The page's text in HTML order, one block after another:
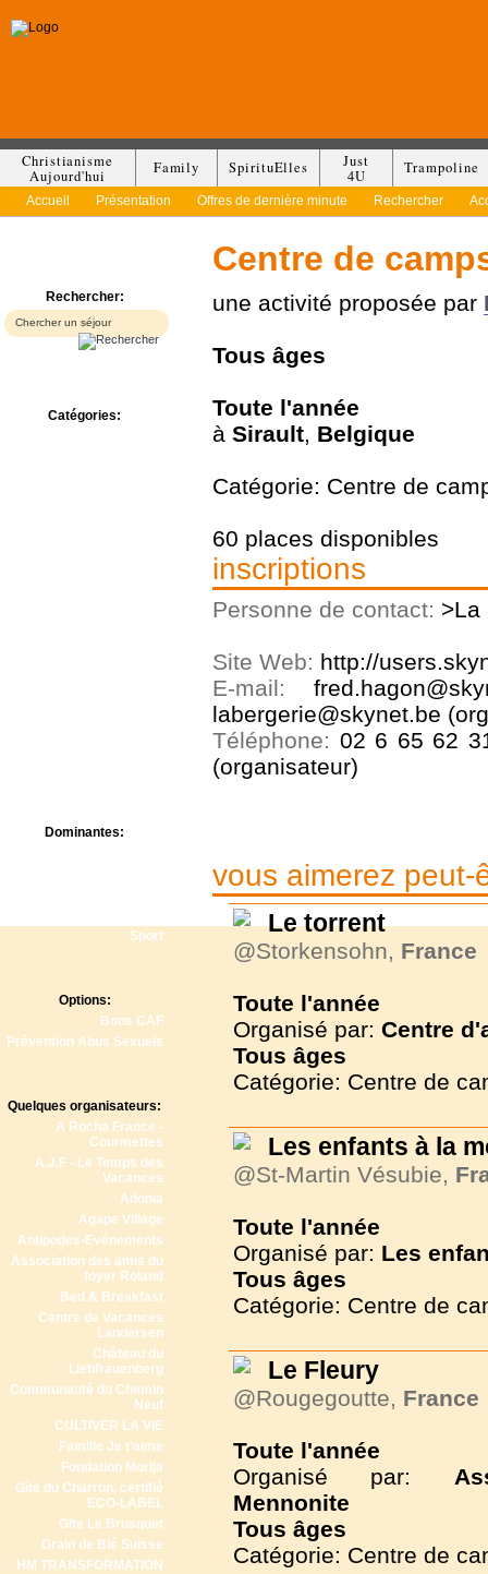
Christianisme
Aujourd'hui
Family SpirituElles
Just
4U
Trampoline
Accueil Présentation Offres de dernière minute Rechercher
Rechercher:
Catégories:
Dominantes:
Sport
Options:
Bons CAF
Prévention Abus Sexuels
Quelques organisateurs:
A Rocha France -
Courmettes
A.J.F - Le Temps des
Vacances
Adonia
Agape Village
Antipodes-Evénements
Association des amis du
foyer Roland
Bed & Breakfast
Centre de Vacances
Landersen
Château du
Liebfrauenberg
Communauté du Chemin
Neuf
CULTIVER LA VIE
Famille Je t'aime
Fondation Morija
Gîte du Charron, certifié
ECO-LABEL
Gite Le Brusquet
Grain de Blé Suisse
HM TRANSFORMATION
Centre de
une activité proposée par
Tous âges
Toute l'année
à Sirault, Belgique
Catégorie: Centre de
60 places disponibles
inscriptions
Personne de contact: >La
Site Web: http://
E-mail:
labergerie@skynet.be
Téléphone: 02 6 65 62
(organisateur)
vous aimerez peut-
Le torrent
@Storkensohn, France
Toute l'année
Organisé par: Centre
Tous âges
Catégorie: Centre de
Les enfants à la
@St-Martin Vésubie,
Toute l'année
Organisé par: Les
Tous âges
Catégorie: Centre de
Le Fleury
@Rougegoutte, France
Toute l'année
Organisé par:
Mennonite
Tous âges
Catégorie: Centre de